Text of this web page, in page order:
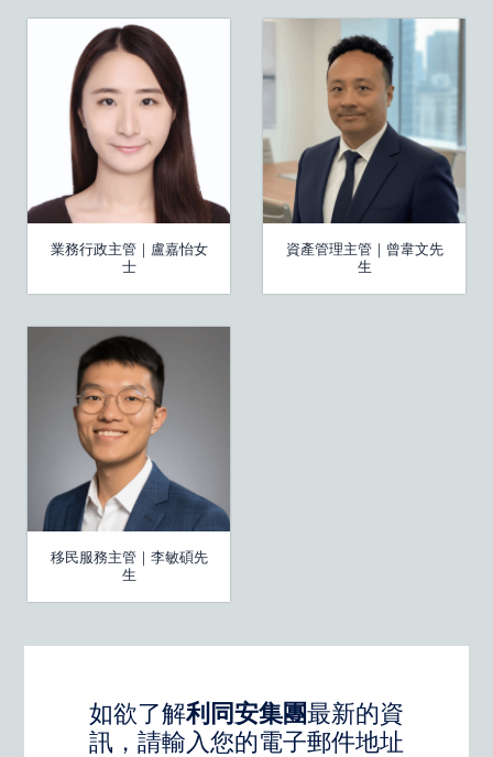
業務行政主管｜盧嘉怡女
士
資產管理主管｜曾韋文先
生
移民服務主管｜李敏碩先
生
如欲了解利同安集團最新的資
訊，請輸入您的電子郵件地址